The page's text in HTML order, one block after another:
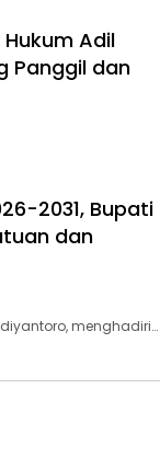
Adil
Panggil dan
2031, Bupati
dan
menghadiri…